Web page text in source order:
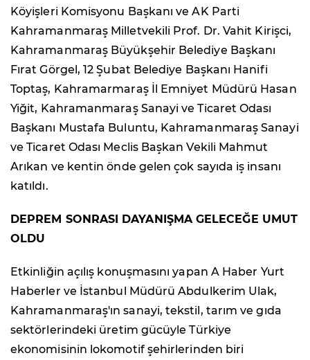
Köyişleri Komisyonu Başkanı ve AK Parti
Kahramanmaraş Milletvekili Prof. Dr. Vahit Kirişci,
Kahramanmaraş Büyükşehir Belediye Başkanı
Fırat Görgel, 12 Şubat Belediye Başkanı Hanifi
Toptaş, Kahramarmaraş İl Emniyet Müdürü Hasan
Yiğit, Kahramanmaraş Sanayi ve Ticaret Odası
Başkanı Mustafa Buluntu, Kahramanmaraş Sanayi
ve Ticaret Odası Meclis Başkan Vekili Mahmut
Arıkan ve kentin önde gelen çok sayıda iş insanı
katıldı.
DEPREM SONRASI DAYANIŞMA GELECEĞE UMUT
OLDU
Etkinliğin açılış konuşmasını yapan A Haber Yurt
Haberler ve İstanbul Müdürü Abdulkerim Ulak,
Kahramanmaraş'ın sanayi, tekstil, tarım ve gıda
sektörlerindeki üretim gücüyle Türkiye
ekonomisinin lokomotif şehirlerinden biri